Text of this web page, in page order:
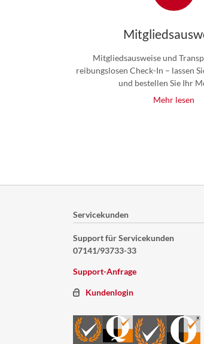
Mitgliedsausweise und
reibungslosen Check-In – lassen
und bestellen Sie Ihr
Mehr lesen
Servicekunden
Support für Servicekunden
07141/93733-33
Support-Anfrage
Kundenlogin